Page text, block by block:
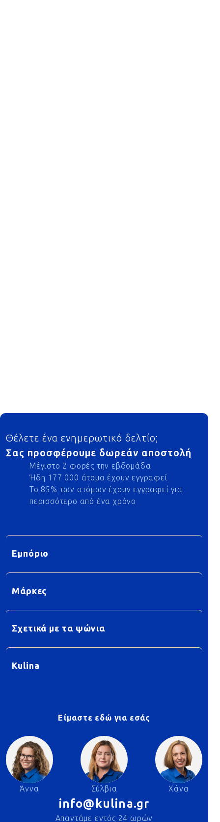
Footer
Θέλετε ένα ενημερωτικό δελτίο;
Σας προσφέρουμε δωρεάν αποστολή
Μέγιστο 2 φορές την εβδομάδα
Ήδη 177 000 άτομα έχουν εγγραφεί
Το 85% των ατόμων έχουν εγγραφεί για
περισσότερο από ένα χρόνο
Εμπόριο
Μάρκες
Σχετικά με τα ψώνια
Kulina
Είμαστε εδώ για εσάς
Άννα Σύλβια Χάνα
info@kulina.gr
Απαντάμε εντός 24 ωρών